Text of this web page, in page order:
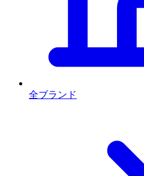
全ブランド